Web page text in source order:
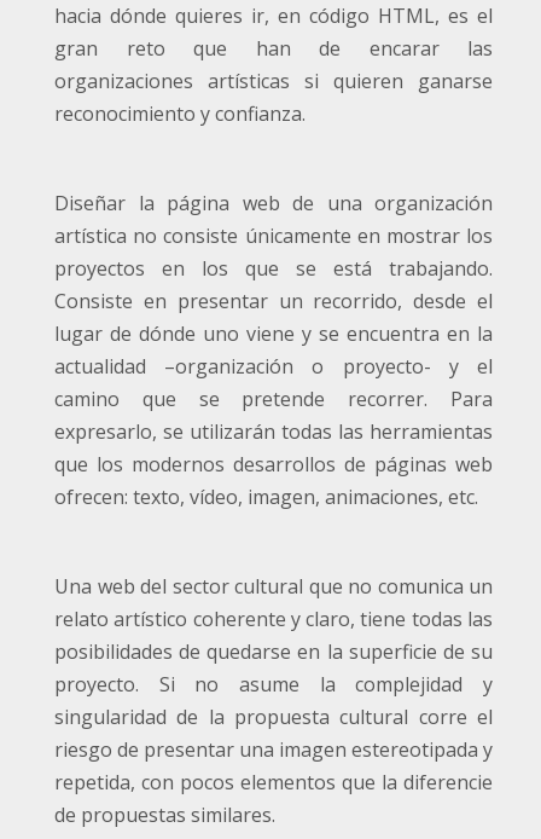
hacia dónde quieres ir, en código HTML, es el
gran reto que han de encarar las
organizaciones artísticas si quieren ganarse
reconocimiento y confianza.
Diseñar la página web de una organización
artística no consiste únicamente en mostrar los
proyectos en los que se está trabajando.
Consiste en presentar un recorrido, desde el
lugar de dónde uno viene y se encuentra en la
actualidad –organización o proyecto- y el
camino que se pretende recorrer. Para
expresarlo, se utilizarán todas las herramientas
que los modernos desarrollos de páginas web
ofrecen: texto, vídeo, imagen, animaciones, etc.
Una web del sector cultural que no comunica un
relato artístico coherente y claro, tiene todas las
posibilidades de quedarse en la superficie de su
proyecto. Si no asume la complejidad y
singularidad de la propuesta cultural corre el
riesgo de presentar una imagen estereotipada y
repetida, con pocos elementos que la diferencie
de propuestas similares.